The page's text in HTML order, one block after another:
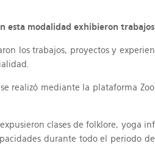
esta modalidad exhibieron
los trabajos, proyectos y
realizó mediante la plataforma
clases de folklore,
durante todo el periodo